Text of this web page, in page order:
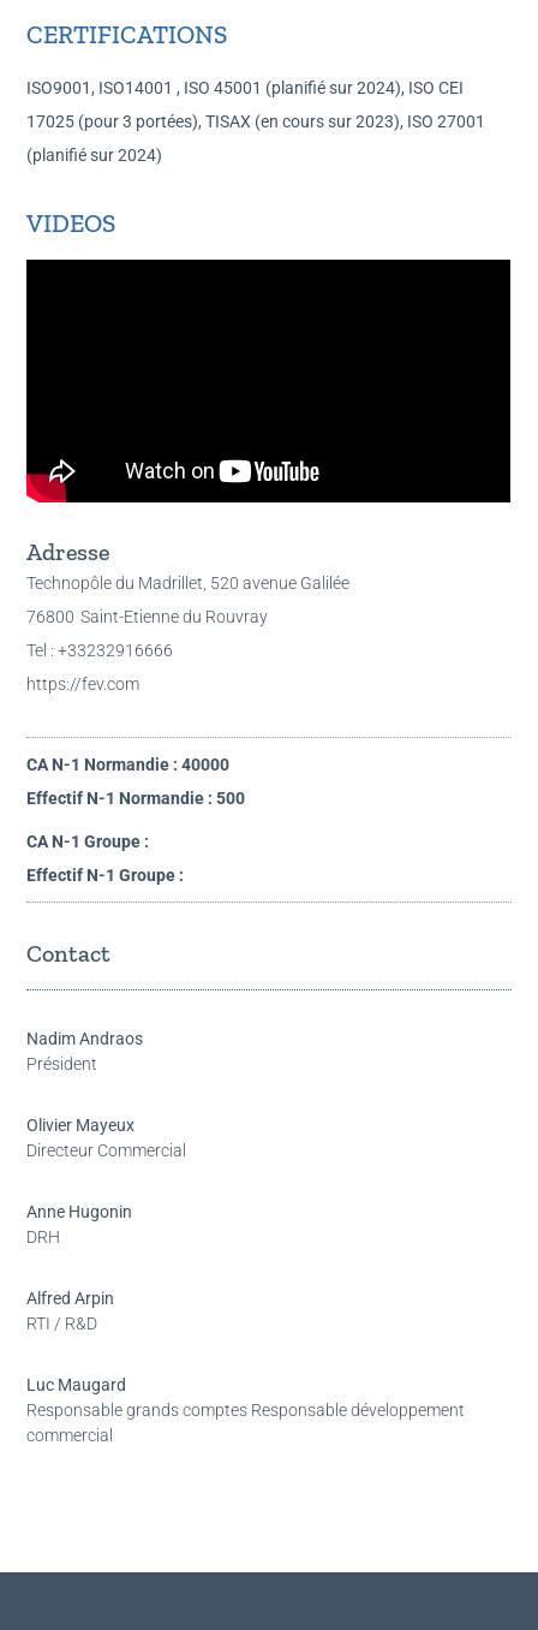
CERTIFICATIONS
ISO9001, ISO14001 , ISO 45001 (planifié sur 2024), ISO CEI
17025 (pour 3 portées), TISAX (en cours sur 2023), ISO 27001
(planifié sur 2024)
VIDEOS
Adresse
Technopôle du Madrillet, 520 avenue Galilée
76800 Saint-Etienne du Rouvray
Tel : +33232916666
https://fev.com
CA N-1 Normandie : 40000
Effectif N-1 Normandie : 500
CA N-1 Groupe :
Effectif N-1 Groupe :
Contact
Nadim Andraos
Président
Olivier Mayeux
Directeur Commercial
Anne Hugonin
DRH
Alfred Arpin
RTI / R&D
Luc Maugard
Responsable grands comptes Responsable développement
commercial